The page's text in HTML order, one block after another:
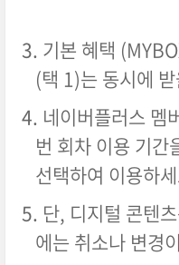
기본 혜택
(택 1)는 동시에
네이버플러스 멤
번 회차 이용 기간
선택하여 이용하
단, 디지털 콘텐
에는 취소나 변경